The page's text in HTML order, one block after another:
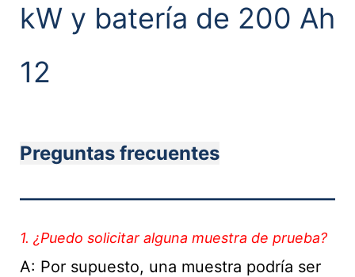
Preguntas frecuentes
1. ¿Puedo solicitar alguna muestra de prueba?
A: Por supuesto, una muestra podría ser